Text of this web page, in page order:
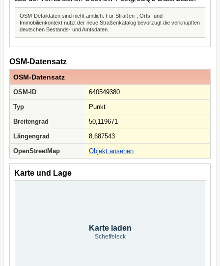
OSM-Detaildaten sind nicht amtlich. Für Straßen-, Orts- und
Immobilienkontext nutzt der neue Straßenkatalog bevorzugt die verknüpften
deutschen Bestands- und Amtsdaten.
OSM-Datensatz
OSM-Datensatz
OSM-ID
640549380
Typ
Punkt
Breitengrad
50,119671
Längengrad
8,687543
OpenStreetMap
Objekt ansehen
Karte und Lage
Karte laden
Scheffeleck